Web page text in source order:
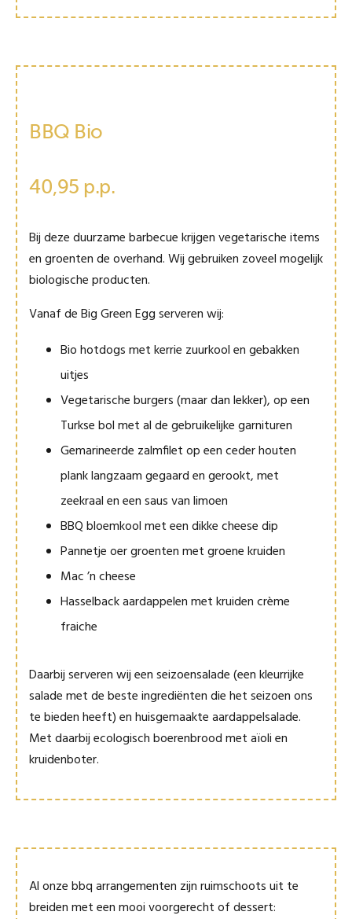
BBQ Bio
40,95 p.p.
Bij deze duurzame barbecue krijgen vegetarische items
en groenten de overhand. Wij gebruiken zoveel mogelijk
biologische producten.
Vanaf de Big Green Egg serveren wij:
Bio hotdogs met kerrie zuurkool en gebakken
uitjes
Vegetarische burgers (maar dan lekker), op een
Turkse bol met al de gebruikelijke garnituren
Gemarineerde zalmfilet op een ceder houten
plank langzaam gegaard en gerookt, met
zeekraal en een saus van limoen
BBQ bloemkool met een dikke cheese dip
Pannetje oer groenten met groene kruiden
Mac ’n cheese
Hasselback aardappelen met kruiden crème
fraiche
Daarbij serveren wij een seizoensalade (een kleurrijke
salade met de beste ingrediënten die het seizoen ons
te bieden heeft) en huisgemaakte aardappelsalade.
Met daarbij ecologisch boerenbrood met aïoli en
kruidenboter.
Al onze bbq arrangementen zijn ruimschoots uit te
breiden met een mooi voorgerecht of dessert: